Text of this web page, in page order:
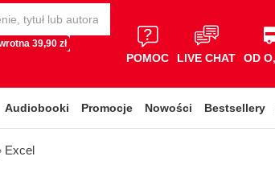
39,90 zł
POMOC LIVE CHAT OD
Audiobooki Promocje Nowości Bestsellery
Excel